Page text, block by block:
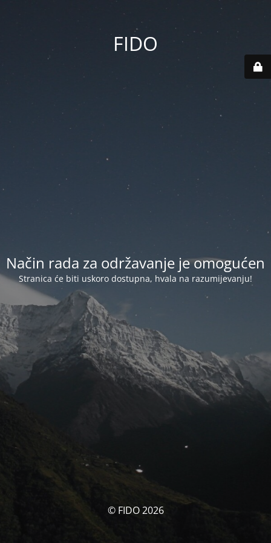
FIDO
Način rada za održavanje je omogućen
Stranica će biti uskoro dostupna, hvala na razumijevanju!
© FIDO 2026